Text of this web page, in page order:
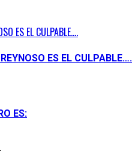
ES EL CULPABLE….
ES EL CULPABLE….
ES: